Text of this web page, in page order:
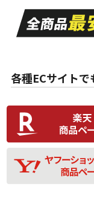
A
走行距離
目立つ傷
ない中
な中
C
比較的きれ
品
D
使用感や
あり、一般
品
各種ECサイトで